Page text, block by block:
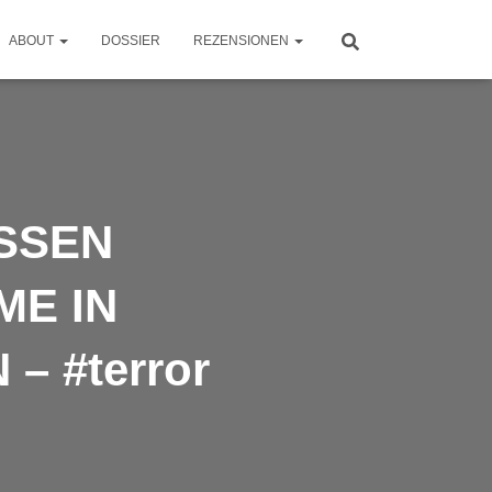
ABOUT DOSSIER REZENSIONEN
IN
– #terror